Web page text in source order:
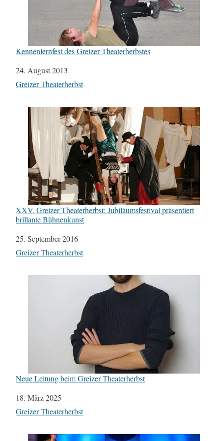
Kennenlernfest des Greizer Theaterherbstes
Datum
24. August 2013
In Bezug auf
Greizer Theaterherbst
XXV. Greizer Theaterherbst: Jubiläumsfestival präsentiert
brillante Bühnenkunst
Datum
25. September 2016
In Bezug auf
Greizer Theaterherbst
Neue Leitung beim Greizer Theaterherbst
Datum
18. März 2025
In Bezug auf
Greizer Theaterherbst